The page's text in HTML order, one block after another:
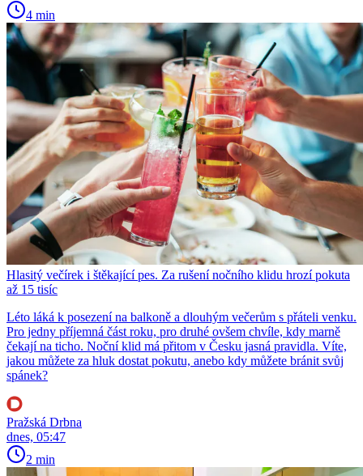
4 min
Hlasitý večírek i štěkající pes. Za rušení nočního klidu hrozí pokuta
až 15 tisíc
Léto láká k posezení na balkoně a dlouhým večerům s přáteli venku.
Pro jedny příjemná část roku, pro druhé ovšem chvíle, kdy marně
čekají na ticho. Noční klid má přitom v Česku jasná pravidla. Víte,
jakou můžete za hluk dostat pokutu, anebo kdy můžete bránit svůj
spánek?
Pražská Drbna
dnes, 05:47
2 min